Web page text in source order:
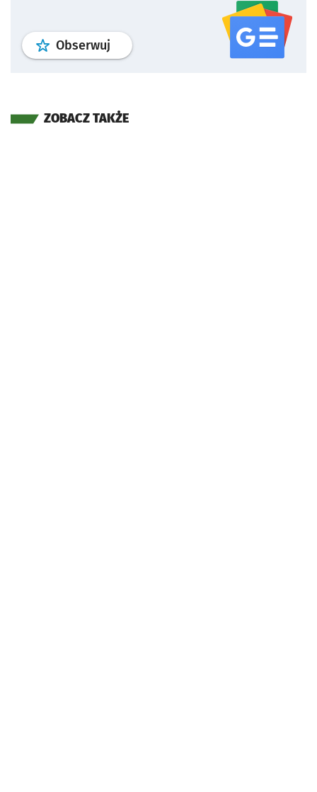
Obserwuj profil serwisu
ZOBACZ TAKŻE